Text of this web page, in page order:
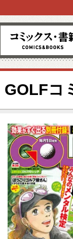
コミックス
GOLFコ